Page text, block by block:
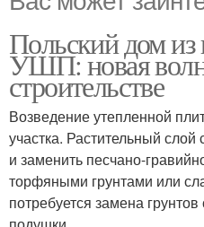
Польский дом из
УШП: новая
строительстве
Возведение утепленной
участка. Растительный слой
и заменить песчано-
торфяными грунтами или
потребуется замена